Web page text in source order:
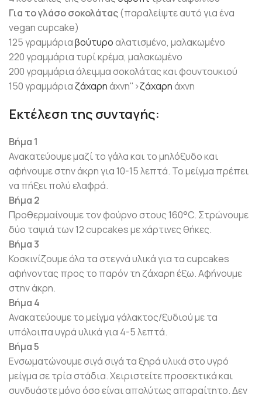
Για το γλάσο σοκολάτας(παραλείψτε αυτό για ένα
vegan cupcake)
125 γραμμάριαβούτυροαλατισμένο, μαλακωμένο
220 γραμμάρια τυρί κρέμα, μαλακωμένο
200 γραμμάρια άλειμμα σοκολάτας και φουντουκιού
150 γραμμάριαζάχαρηάχνη">ζάχαρηάχνη
Εκτέλεση της συνταγής:
Βήμα 1
Ανακατεύουμε μαζί το γάλα και το μηλόξυδο και
αφήνουμε στην άκρη για 10-15 λεπτά. Το μείγμα πρέπει
να πήξει πολύ ελαφρά.
Βήμα 2
Προθερμαίνουμε τον φούρνο στους 160°C. Στρώνουμε
δύο ταψιά των 12 cupcakes με χάρτινες θήκες.
Βήμα 3
Κοσκινίζουμε όλα τα στεγνά υλικά για τα cupcakes
αφήνοντας προς το παρόν τη ζάχαρη έξω. Αφήνουμε
στην άκρη.
Βήμα 4
Ανακατεύουμε το μείγμα γάλακτος/ξυδιού με τα
υπόλοιπα υγρά υλικά για 4-5 λεπτά.
Βήμα 5
Ενσωματώνουμε σιγά σιγά τα ξηρά υλικά στο υγρό
μείγμα σε τρία στάδια. Χειριστείτε προσεκτικά και
συνδυάστε μόνο όσο είναι απολύτως απαραίτητο. Δεν